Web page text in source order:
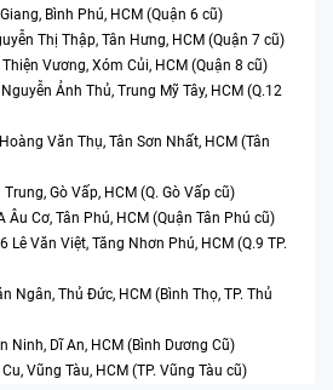
Bình Phú, HCM (Quận 6 cũ)
Thị Thập, Tân Hưng, HCM (Quận 7 cũ)
Vương, Xóm Củi, HCM (Quận 8 cũ)
Ảnh Thủ, Trung Mỹ Tây, HCM (Q.12
Văn Thụ, Tân Sơn Nhất, HCM (Tân
Gò Vấp, HCM (Q. Gò Vấp cũ)
Âu Cơ, Tân Phú, HCM (Quận Tân Phú cũ)
Lê Văn Việt, Tăng Nhơn Phú, HCM (Q.9 TP.
Ngân, Thủ Đức, HCM (Bình Thọ, TP. Thủ
Ninh, Dĩ An, HCM (Bình Dương Cũ)
Vũng Tàu, HCM (TP. Vũng Tàu cũ)